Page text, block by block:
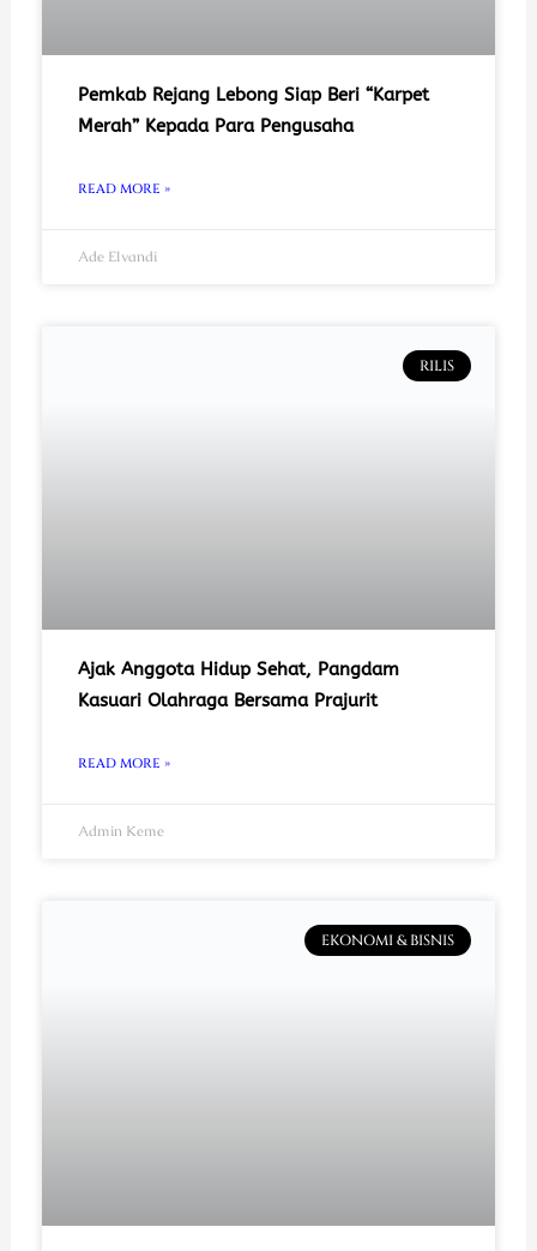
Pemkab Rejang Lebong Siap Beri “Karpet
Merah” Kepada Para Pengusaha
READ MORE »
Ade Elvandi
RILIS
Ajak Anggota Hidup Sehat, Pangdam
Kasuari Olahraga Bersama Prajurit
READ MORE »
Admin Keme
EKONOMI & BISNIS